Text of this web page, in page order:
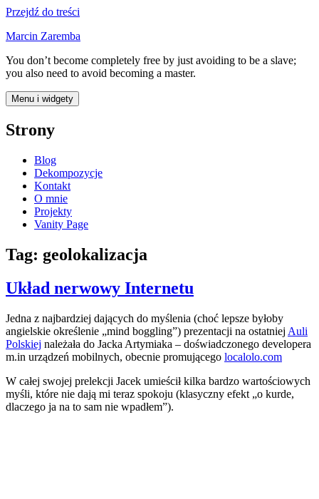
Przejdź do treści
Marcin Zaremba
You don’t become completely free by just avoiding to be a slave;
you also need to avoid becoming a master.
Menu i widgety
Strony
Blog
Dekompozycje
Kontakt
O mnie
Projekty
Vanity Page
Tag: geolokalizacja
Układ nerwowy Internetu
Jedna z najbardziej dających do myślenia (choć lepsze byłoby
angielskie określenie „mind boggling”) prezentacji na ostatniej Auli
Polskiej należała do Jacka Artymiaka – doświadczonego developera
m.in urządzeń mobilnych, obecnie promującego localolo.com
W całej swojej prelekcji Jacek umieścił kilka bardzo wartościowych
myśli, które nie dają mi teraz spokoju (klasyczny efekt „o kurde,
dlaczego ja na to sam nie wpadłem”).